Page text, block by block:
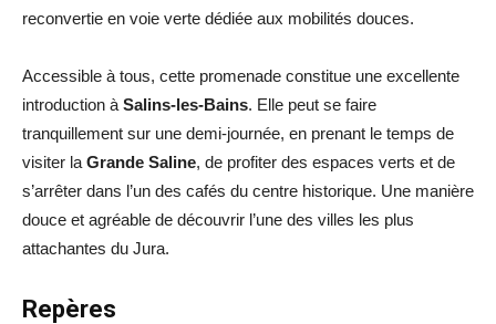
reconvertie en voie verte dédiée aux mobilités douces.
Accessible à tous, cette promenade constitue une excellente
introduction à Salins-les-Bains. Elle peut se faire
tranquillement sur une demi-journée, en prenant le temps de
visiter la Grande Saline, de profiter des espaces verts et de
s’arrêter dans l’un des cafés du centre historique. Une manière
douce et agréable de découvrir l’une des villes les plus
attachantes du Jura.
Repères